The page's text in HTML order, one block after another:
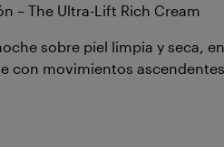
– The Ultra-Lift Rich Cream
sobre piel limpia y seca,
con movimientos